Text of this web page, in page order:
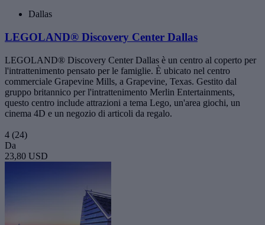
Dallas
LEGOLAND® Discovery Center Dallas
LEGOLAND® Discovery Center Dallas è un centro al coperto per
l'intrattenimento pensato per le famiglie. È ubicato nel centro
commerciale Grapevine Mills, a Grapevine, Texas. Gestito dal
gruppo britannico per l'intrattenimento Merlin Entertainments,
questo centro include attrazioni a tema Lego, un'area giochi, un
cinema 4D e un negozio di articoli da regalo.
4 (24)
Da
23,80 USD